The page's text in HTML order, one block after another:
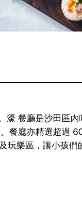
餐廳是沙田區
餐廳亦精選超過
玩樂區，讓小孩們